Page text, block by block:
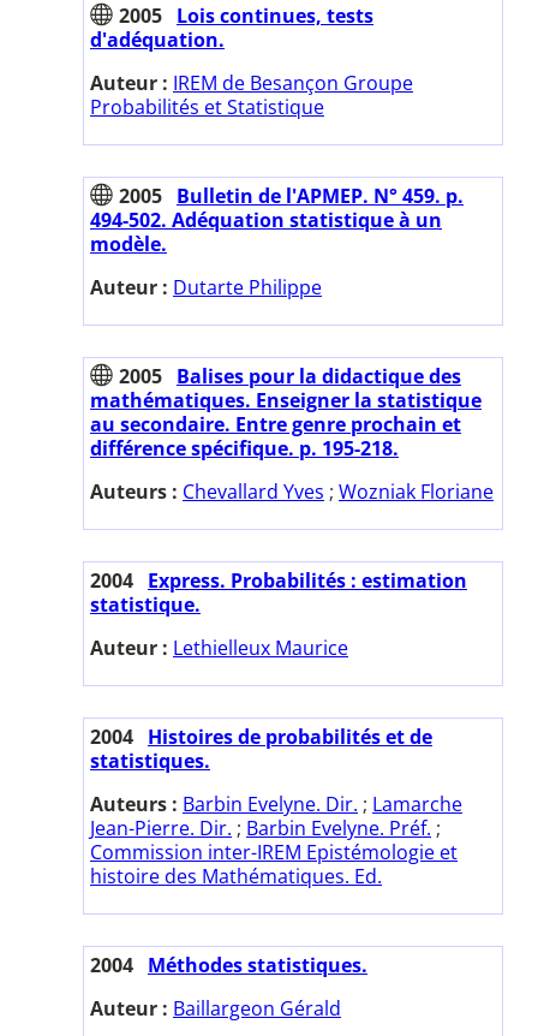
2005 Lois continues, tests
d'adéquation.
Auteur : IREM de Besançon Groupe
Probabilités et Statistique
2005 Bulletin de l'APMEP. N° 459. p.
494-502. Adéquation statistique à un
modèle.
Auteur : Dutarte Philippe
2005 Balises pour la didactique des
mathématiques. Enseigner la statistique
au secondaire. Entre genre prochain et
différence spécifique. p. 195-218.
Auteurs : Chevallard Yves ; Wozniak Floriane
2004 Express. Probabilités : estimation
statistique.
Auteur : Lethielleux Maurice
2004 Histoires de probabilités et de
statistiques.
Auteurs : Barbin Evelyne. Dir. ; Lamarche
Jean-Pierre. Dir. ; Barbin Evelyne. Préf. ;
Commission inter-IREM Epistémologie et
histoire des Mathématiques. Ed.
2004 Méthodes statistiques.
Auteur : Baillargeon Gérald